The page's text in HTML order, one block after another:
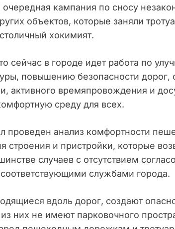
кампания по сносу
объектов, которые заняли
хокимият.
сейчас в городе идет работа по
повышению безопасности дорог,
активного времяпровождения и
среду для всех.
проведен анализ комфортности
строения и пристройки, которые
случаев с отсутствием
службами города.
вдоль дорог, создают
них не имеют парковочного